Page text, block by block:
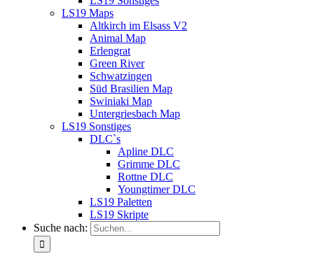
LS19 Maps
Altkirch im Elsass V2
Animal Map
Erlengrat
Green River
Schwatzingen
Süd Brasilien Map
Swiniaki Map
Untergriesbach Map
LS19 Sonstiges
DLC`s
Apline DLC
Grimme DLC
Rottne DLC
Youngtimer DLC
LS19 Paletten
LS19 Skripte
Suche nach: